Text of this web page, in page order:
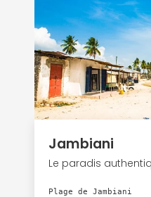
Jambiani
Le paradis
Plage de Jambiani